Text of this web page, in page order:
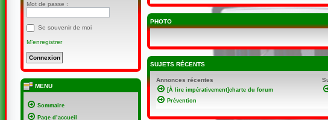
PHOTO
SUJETS RÉCENTS
Annonces récentes
[À lire impérativement]charte du forum
Prévention
Mot de passe :
Se souvenir de moi
M’enregistrer
MENU
Sommaire
Page d’accueil